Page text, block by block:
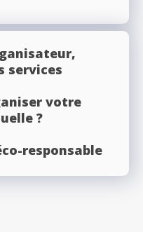
services
votre
?
responsable